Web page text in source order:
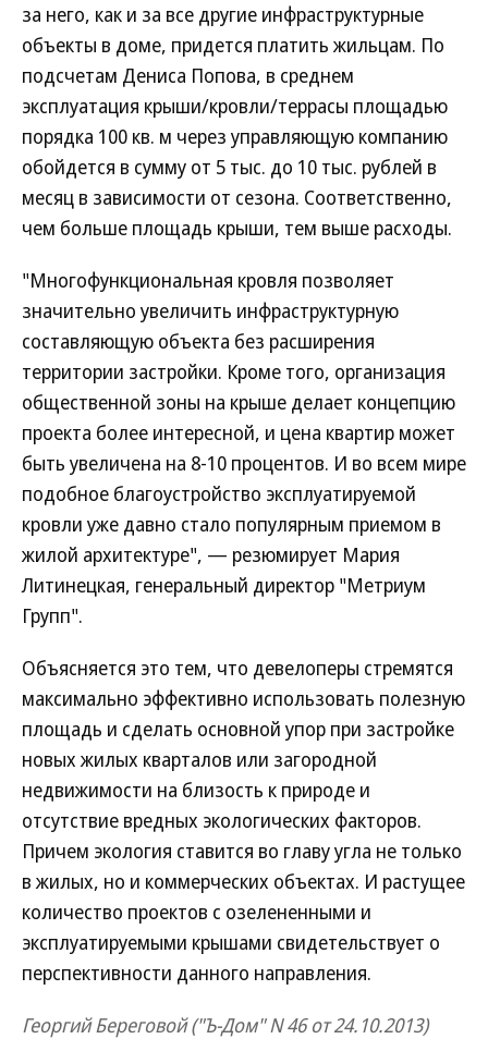
за него, как и за все другие инфраструктурные
объекты в доме, придется платить жильцам. По
подсчетам Дениса Попова, в среднем
эксплуатация крыши/кровли/террасы площадью
порядка 100 кв. м через управляющую компанию
обойдется в сумму от 5 тыс. до 10 тыс. рублей в
месяц в зависимости от сезона. Соответственно,
чем больше площадь крыши, тем выше расходы.
"Многофункциональная кровля позволяет
значительно увеличить инфраструктурную
составляющую объекта без расширения
территории застройки. Кроме того, организация
общественной зоны на крыше делает концепцию
проекта более интересной, и цена квартир может
быть увеличена на 8-10 процентов. И во всем мире
подобное благоустройство эксплуатируемой
кровли уже давно стало популярным приемом в
жилой архитектуре", — резюмирует Мария
Литинецкая, генеральный директор "Метриум
Групп".
Объясняется это тем, что девелоперы стремятся
максимально эффективно использовать полезную
площадь и сделать основной упор при застройке
новых жилых кварталов или загородной
недвижимости на близость к природе и
отсутствие вредных экологических факторов.
Причем экология ставится во главу угла не только
в жилых, но и коммерческих объектах. И растущее
количество проектов с озелененными и
эксплуатируемыми крышами свидетельствует о
перспективности данного направления.
Георгий Береговой ("Ъ-Дом" N 46 от 24.10.2013)